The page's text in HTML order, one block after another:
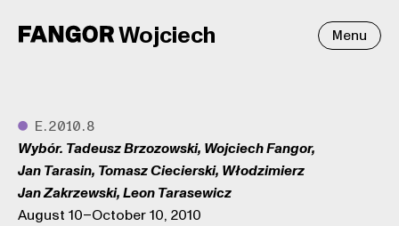
Wojciech Menu
● E.2010.8
Wybór. Tadeusz Brzozowski, Wojciech Fangor,
Jan Tarasin, Tomasz Ciecierski, Włodzimierz
Jan Zakrzewski, Leon Tarasewicz
August 10–October 10, 2010